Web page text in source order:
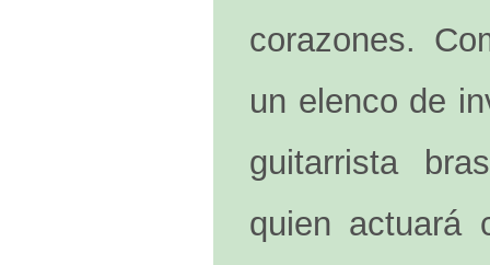
corazones.
un elenco de
guitarrista
quien actuará